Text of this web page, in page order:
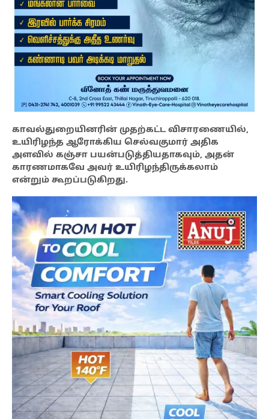
காவல்துறையினரின் முதற்கட்ட விசாரணையில்,
உயிரிழந்த ஆரோக்கிய செல்வகுமார் அதிக
அளவில் கஞ்சா பயன்படுத்தியதாகவும், அதன்
காரணமாகவே அவர் உயிரிழந்திருக்கலாம்
என்றும் கூறப்படுகிறது.